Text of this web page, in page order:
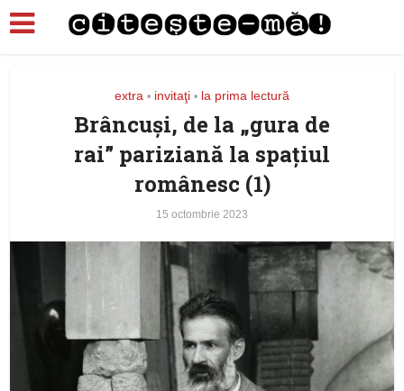
extra • invitaţi • la prima lectură
Brâncuşi, de la „gura de
rai” pariziană la spaţiul
românesc (1)
15 octombrie 2023